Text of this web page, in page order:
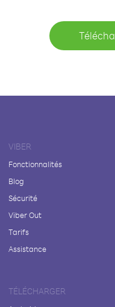
VIBER
Fonctionnalités
Blog
Sécurité
Viber Out
Tarifs
Assistance
TÉLÉCHARGER